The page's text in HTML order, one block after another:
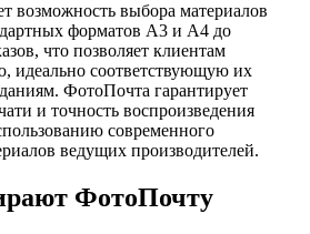
возможность выбора материалов
форматов A3 и A4 до
что позволяет клиентам
идеально соответствующую их
ФотоПочта гарантирует
и точность воспроизведения
современного
ведущих производителей.
ФотоПочту